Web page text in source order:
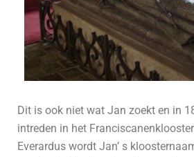
Dit is ook niet wat Jan zoekt en in
intreden in het
Everardus wordt Jan’ s